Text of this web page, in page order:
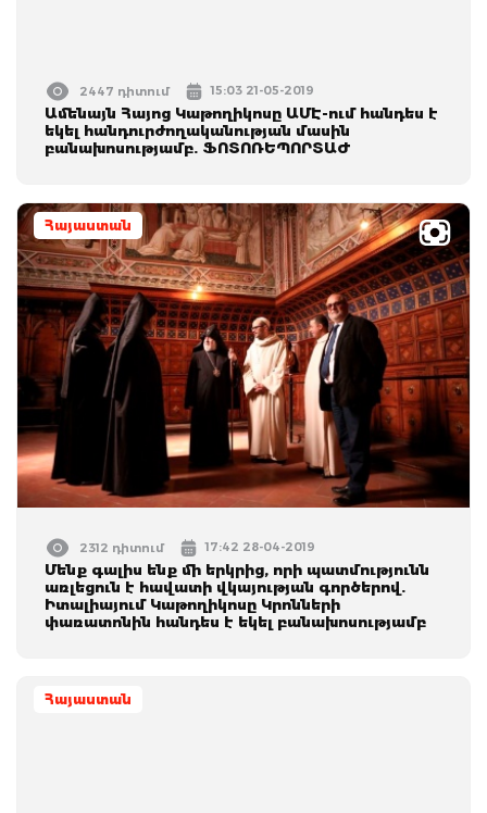
2447 դիտում 15:03 21-05-2019
Ամենայն Հայոց Կաթողիկոսը ԱՄԷ-ում հանդես է
եկել հանդուրժողականության մասին
բանախոսությամբ. ՖՈՏՈՌԵՊՈՐՏԱԺ
Հայաստան
2312 դիտում 17:42 28-04-2019
Մենք գալիս ենք մի երկրից, որի պատմությունն
առլեցուն է հավատի վկայության գործերով.
Իտալիայում Կաթողիկոսը Կրոնների
փառատոնին հանդես է եկել բանախոսությամբ
Հայաստան